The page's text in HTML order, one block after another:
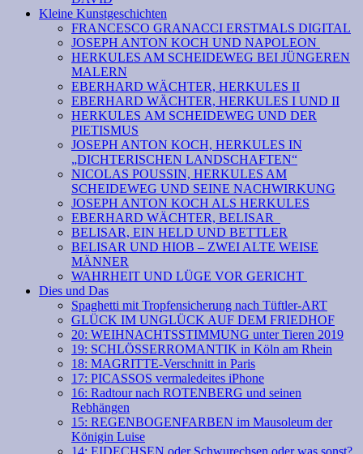
Kleine Kunstgeschichten
FRANCESCO GRANACCI ERSTMALS DIGITAL
JOSEPH ANTON KOCH UND NAPOLEON
HERKULES AM SCHEIDEWEG BEI JÜNGEREN
MALERN
EBERHARD WÄCHTER, HERKULES II
EBERHARD WÄCHTER, HERKULES I UND II
HERKULES AM SCHEIDEWEG UND DER
PIETISMUS
JOSEPH ANTON KOCH, HERKULES IN
„DICHTERISCHEN LANDSCHAFTEN“
NICOLAS POUSSIN, HERKULES AM
SCHEIDEWEG UND SEINE NACHWIRKUNG
JOSEPH ANTON KOCH ALS HERKULES
EBERHARD WÄCHTER, BELISAR
BELISAR, EIN HELD UND BETTLER
BELISAR UND HIOB – ZWEI ALTE WEISE
MÄNNER
WAHRHEIT UND LÜGE VOR GERICHT
Dies und Das
Spaghetti mit Tropfensicherung nach Tüftler-ART
GLÜCK IM UNGLÜCK AUF DEM FRIEDHOF
20: WEIHNACHTSSTIMMUNG unter Tieren 2019
19: SCHLÖSSERROMANTIK in Köln am Rhein
18: MAGRITTE-Verschnitt in Paris
17: PICASSOS vermaledeites iPhone
16: Radtour nach ROTENBERG und seinen
Rebhängen
15: REGENBOGENFARBEN im Mausoleum der
Königin Luise
14: EIDECHSEN oder Schwurechsen oder was sonst?